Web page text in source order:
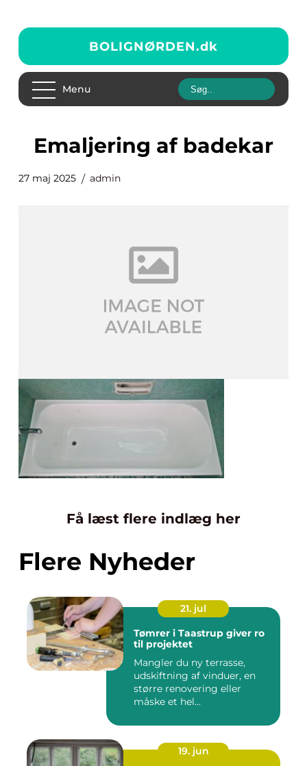
BOLIGNØRDEN.dk
Menu
Emaljering af badekar
27 maj 2025 admin
Få læst flere indlæg her
Flere Nyheder
21. jul
Tømrer i Taastrup giver ro
til projektet
Mangler du ny terrasse,
udskiftning af vinduer, en
større renovering eller
måske et hel...
19. jun